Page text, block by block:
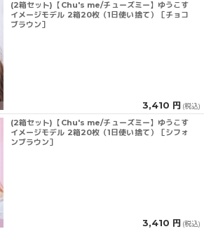
(2箱セット)【Chu's me/チューズミー】ゆうこす
イメージモデル 2箱20枚（1日使い捨て）［チョコ
ブラウン］
3,410 円 (税込)
(2箱セット)【Chu's me/チューズミー】ゆうこす
イメージモデル 2箱20枚（1日使い捨て）［シフォ
ンブラウン］
3,410 円 (税込)